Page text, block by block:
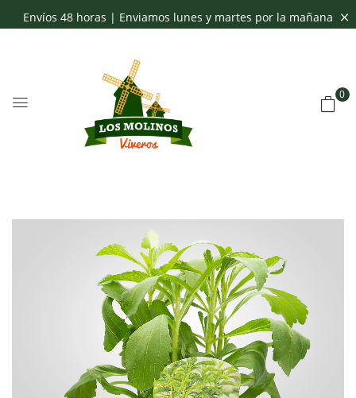
Envíos 48 horas | Enviamos lunes y martes por la mañana
0